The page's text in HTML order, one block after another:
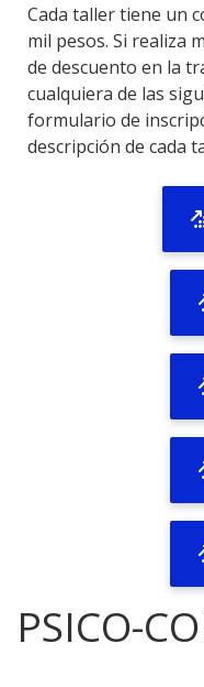
Cada taller tiene un
mil pesos. Si realiza
de descuento en la
cualquiera de las
formulario de
descripción de cada
PSICO-